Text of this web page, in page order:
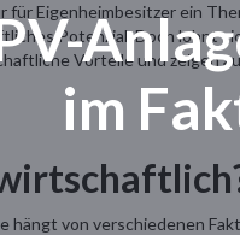
im
für Eigenheimbesitzer ein
Potenzial. Doch lohnt
Vorteile und zeigen
von verschiedenen